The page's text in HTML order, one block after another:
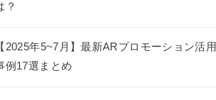
？
【2025年5~7月】最新ARプロモーション活用
例17選まとめ